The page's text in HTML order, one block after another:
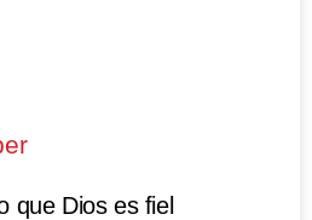
que Dios es fiel